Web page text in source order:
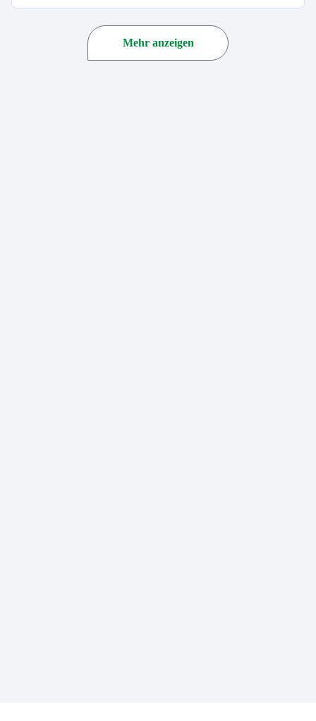
Mehr anzeigen